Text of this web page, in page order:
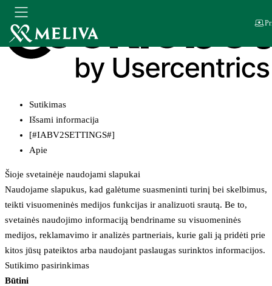
Sutikimas
Išsami informacija
[#IABV2SETTINGS#]
Apie
Šioje svetainėje naudojami slapukai
Naudojame slapukus, kad galėtume suasmeninti turinį bei skelbimus,
teikti visuomeninės medijos funkcijas ir analizuoti srautą. Be to,
svetainės naudojimo informaciją bendriname su visuomeninės
medijos, reklamavimo ir analizės partneriais, kurie gali ją pridėti prie
kitos jūsų pateiktos arba naudojant paslaugas surinktos informacijos.
Sutikimo pasirinkimas
Būtini